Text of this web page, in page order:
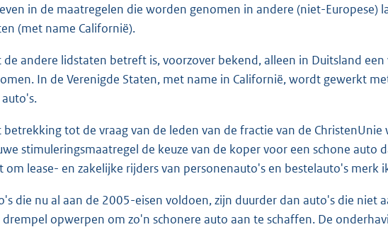
in de maatregelen die worden genomen in andere (niet-Europese)
(met name Californië).
de andere lidstaten betreft is, voorzover bekend, alleen in Duitsland
In de Verenigde Staten, met name in Californië, wordt gewerkt
betrekking tot de vraag van de leden van de fractie van de
stimuleringsmaatregel de keuze van de koper voor een schone auto
om lease- en zakelijke rijders van personenauto's en bestelauto's merk
die nu al aan de 2005-eisen voldoen, zijn duurder dan auto's die niet
drempel opwerpen om zo'n schonere auto aan te schaffen. De